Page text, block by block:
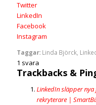
Twitter
LinkedIn
Facebook
Instagram
Taggar: Linda Björck,
1 svara
Trackbacks &
LinkedIn släpper
rekryterare |